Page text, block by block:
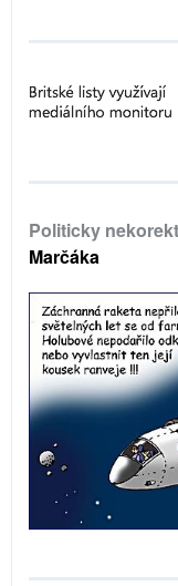
Politicky
Marčáka